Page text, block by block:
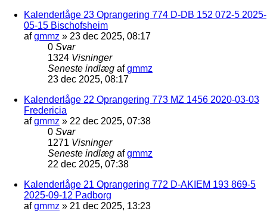
Kalenderlåge 23 Oprangering 774 D-DB 152 072-5 2025-
05-15 Bischofsheim
afgmmz » 23 dec 2025, 08:17
0 Svar
1324 Visninger
Seneste indlæg afgmmz
23 dec 2025, 08:17
Kalenderlåge 22 Oprangering 773 MZ 1456 2020-03-03
Fredericia
afgmmz » 22 dec 2025, 07:38
0 Svar
1271 Visninger
Seneste indlæg afgmmz
22 dec 2025, 07:38
Kalenderlåge 21 Oprangering 772 D-AKIEM 193 869-5
2025-09-12 Padborg
afgmmz » 21 dec 2025, 13:23